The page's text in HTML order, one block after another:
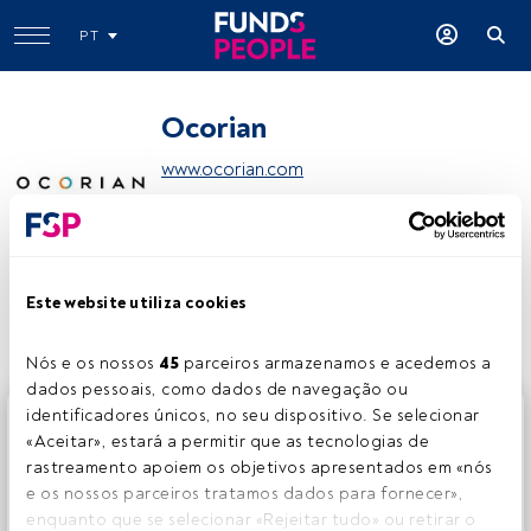
Este website utiliza cookies
Nós e os nossos 45 parceiros armazenamos e acedemos a
dados pessoais, como dados de navegação ou
identificadores únicos, no seu dispositivo. Se selecionar
«Aceitar», estará a permitir que as tecnologias de
rastreamento apoiem os objetivos apresentados em «nós
e os nossos parceiros tratamos dados para fornecer»,
enquanto que se selecionar «Rejeitar tudo» ou retirar o
PT
Ocorian
www.ocorian.com
Este é um artigo exclusivo para os utilizadores registados
da FundsPeople. Se já estiver registado, aceda através do
botão Login. Se ainda não tem conta, convidamo-lo a
registar-se e a desfrutar de todo o universo que a
FundsPeople oferece.